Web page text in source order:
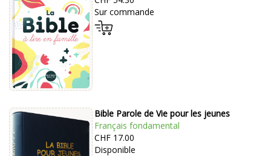
Mot de passe:
Sur commande
Bible Parole de Vie pour les jeunes
Français fondamental
CHF 17.00
Disponible